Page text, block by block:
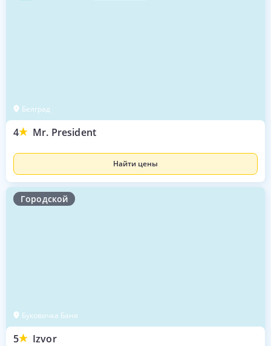
Белград
4 Mr. President
Найти цены
Городской
Буковичка Баня
5 Izvor